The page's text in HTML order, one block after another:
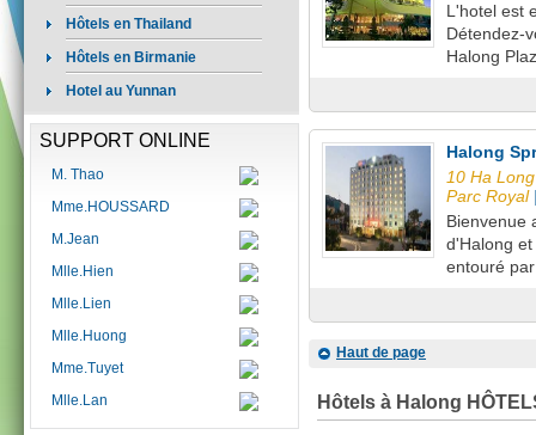
Hôtels en Thailand
Hôtels en Birmanie
Hotel au Yunnan
SUPPORT ONLINE
M. Thao
Mme.HOUSSARD
M.Jean
Mlle.Hien
Mlle.Lien
Mlle.Huong
Mme.Tuyet
Mlle.Lan
L'hotel est
Détendez-
Halong
Halong
10 Ha
Parc Royal
Bienvenue
d'Halong
entouré
Haut de page
Hôtels à Halong